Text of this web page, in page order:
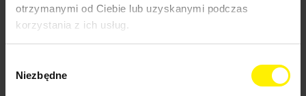
otrzymanymi od Ciebie lub uzyskanymi podczas
korzystania z ich usług.
zgody
Niezbędne